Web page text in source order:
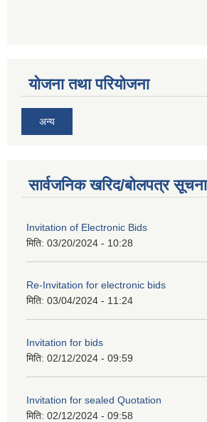
योजना तथा परियोजना
अन्य
सार्वजनिक खरिद/बोलपत्र सूचना
Invitation of Electronic Bids
मिति: 03/20/2024 - 10:28
Re-Invitation for electronic bids
मिति: 03/04/2024 - 11:24
Invitation for bids
मिति: 02/12/2024 - 09:59
Invitation for sealed Quotation
मिति: 02/12/2024 - 09:58